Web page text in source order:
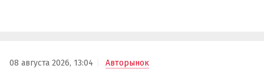
08 августа 2026, 13:04 Авторынок